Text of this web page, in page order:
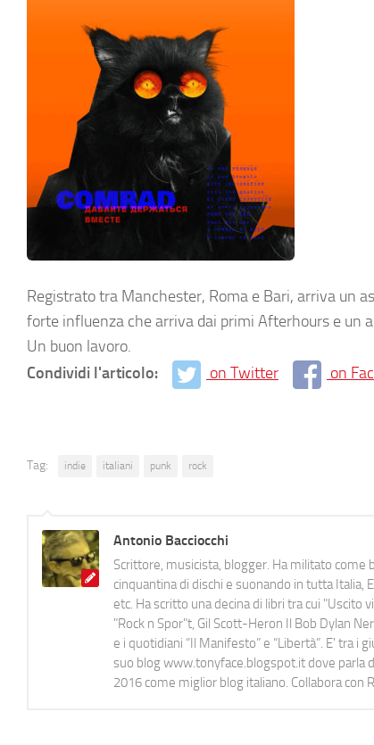
Registrato tra Manchester, Roma e Bari, arriva un
forte influenza che arriva dai primi Afterhours e un
Un buon lavoro.
Condividi l'articolo:
on Twitter on
Tag: indie italiani punk rock
Antonio Bacciocchi
Scrittore, musicista, blogger. Ha militato come
cinquantina di dischi e suonando in tutta Italia,
etc. Ha scritto una decina di libri tra cui "Uscito
"Rock n Spor"t, Gil Scott-Heron Il Bob Dylan
e i quotidiani “Il Manifesto” e “Libertà”. E' tra i
suo blog www.tonyface.blogspot.it dove parla
2016 come miglior blog italiano. Collabora con